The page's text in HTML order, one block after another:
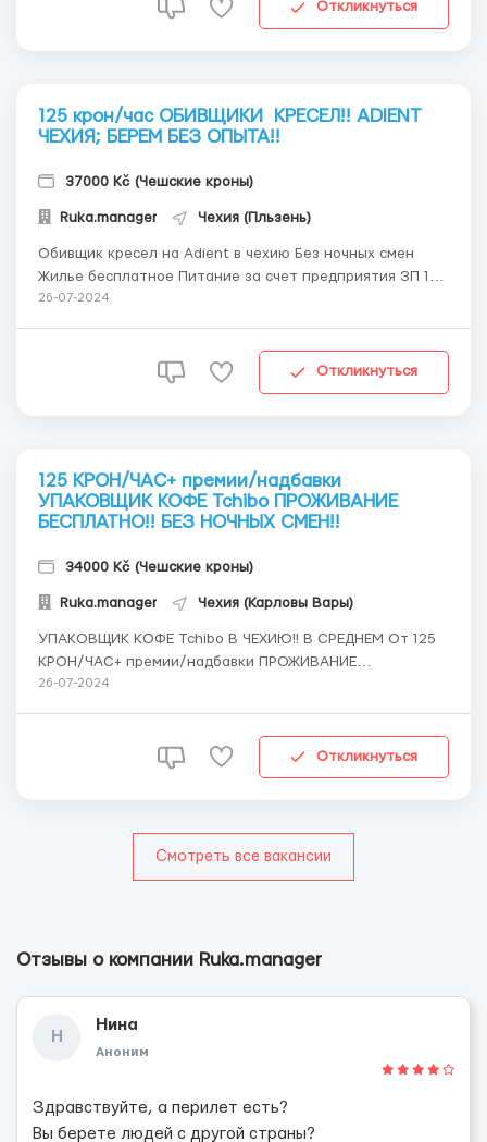
Тахов (біля м. Пльзень) По всім питанням +3807...
Откликнуться
125 крон/час ОБИВЩИКИ КРЕСЕЛ!! ADIENT
ЧЕХИЯ; БЕРЕМ БЕЗ ОПЫТА!!
37000 Kč (Чешские кроны)
Ruka.manager Чехия (Пльзень)
Обивщик кресел на Adient в чехию Без ночных смен
Жилье бесплатное Питание за счет предприятия ЗП 125
Крон в час вместе с доплатами за Pracovni Hodiny
26-07-2024
Откликнуться
125 КРОН/ЧАС+ премии/надбавки
УПАКОВЩИК КОФЕ Tchibo ПРОЖИВАНИЕ
БЕСПЛАТНО!! БЕЗ НОЧНЫХ СМЕН!!
34000 Kč (Чешские кроны)
Ruka.manager Чехия (Карловы Вары)
УПАКОВЩИК КОФЕ Tchibo В ЧЕХИЮ!! В СРЕДНЕМ От 125
КРОН/ЧАС+ премии/надбавки ПРОЖИВАНИЕ
БЕСПЛАТНО!! ПИТАНИЕ НА ПРЕДПРИЯТИИ БЕСПЛАТНО!!
РАБОТА!! ПО ВСЕМ ВОПРОСАМ +38 067 361 31 ...
26-07-2024
Откликнуться
Смотреть все вакансии
Отзывы о компании Ruka.manager
Н
Нина
Аноним
Здравствуйте, а перилет есть?
Вы берете людей с другой страны?